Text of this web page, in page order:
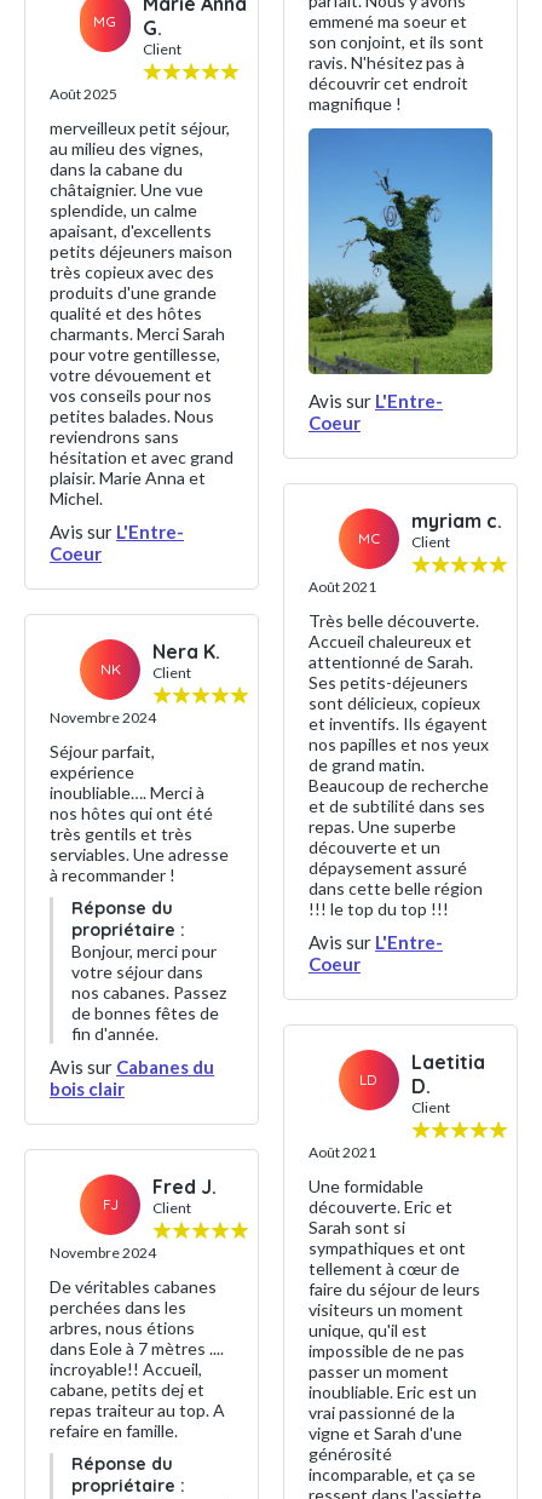
MG
G.
Client
Août 2025
merveilleux petit séjour,
au milieu des vignes,
dans la cabane du
châtaignier. Une vue
splendide, un calme
apaisant, d'excellents
petits déjeuners maison
très copieux avec des
produits d'une grande
qualité et des hôtes
charmants. Merci Sarah
pour votre gentillesse,
votre dévouement et
vos conseils pour nos
petites balades. Nous
reviendrons sans
hésitation et avec grand
plaisir. Marie Anna et
Michel.
Avis sur L'Entre-
Coeur
NK
Nera K.
Client
Novembre 2024
Séjour parfait,
expérience
inoubliable…. Merci à
nos hôtes qui ont été
très gentils et très
serviables. Une adresse
à recommander !
Réponse du
propriétaire :
Bonjour, merci pour
votre séjour dans
nos cabanes. Passez
de bonnes fêtes de
fin d'année.
Avis sur Cabanes du
bois clair
FJ
Fred J.
Client
Novembre 2024
De véritables cabanes
perchées dans les
arbres, nous étions
dans Eole à 7 mètres ....
incroyable!! Accueil,
cabane, petits dej et
repas traiteur au top. A
refaire en famille.
Réponse du
propriétaire :
emmené ma soeur et
son conjoint, et ils sont
ravis. N'hésitez pas à
découvrir cet endroit
magnifique !
Avis sur L'Entre-
Coeur
MC
myriam c.
Client
Août 2021
Très belle découverte.
Accueil chaleureux et
attentionné de Sarah.
Ses petits-déjeuners
sont délicieux, copieux
et inventifs. Ils égayent
nos papilles et nos yeux
de grand matin.
Beaucoup de recherche
et de subtilité dans ses
repas. Une superbe
découverte et un
dépaysement assuré
dans cette belle région
!!! le top du top !!!
Avis sur L'Entre-
Coeur
LD
Laetitia
D.
Client
Août 2021
Une formidable
découverte. Eric et
Sarah sont si
sympathiques et ont
tellement à cœur de
faire du séjour de leurs
visiteurs un moment
unique, qu'il est
impossible de ne pas
passer un moment
inoubliable. Eric est un
vrai passionné de la
vigne et Sarah d'une
générosité
incomparable, et ça se
ressent dans l'assiette